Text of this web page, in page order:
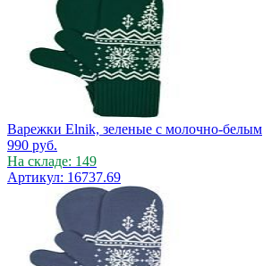
Варежки Elnik, зеленые с молочно-белым
990 руб.
На складе: 149
Артикул: 16737.69